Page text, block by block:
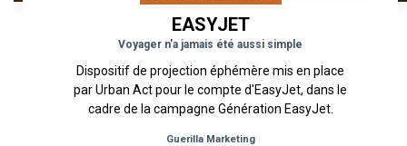
EASYJET
Voyager n'a jamais été aussi simple
Dispositif de projection éphémère mis en place
par Urban Act pour le compte d'EasyJet, dans le
cadre de la campagne Génération EasyJet.
Guerilla Marketing